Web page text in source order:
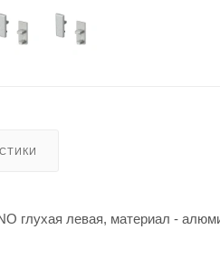
глухая левая, материал -